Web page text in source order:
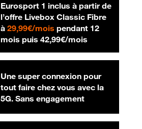
Eurosport 1 inclus à partir de
l’offre Livebox Classic Fibre
à 29,99€/mois29,99 € par mois
pendant 12
mois puis 42,99€/mois42,99 € par
Une super connexion pour
tout faire chez vous avec la
5G. Sans engagement